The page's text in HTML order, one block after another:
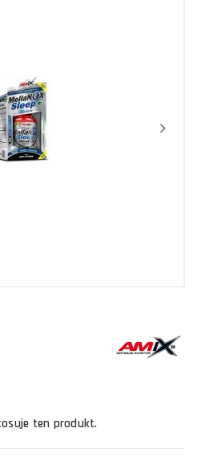
ten produkt.